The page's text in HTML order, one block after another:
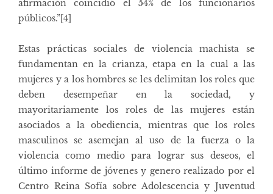
afirmación coincidió el 54% de los funcionarios
públicos.”[4]
Estas prácticas sociales de violencia machista se
fundamentan en la crianza, etapa en la cual a las
mujeres y a los hombres se les delimitan los roles que
deben desempeñar en la sociedad, y
mayoritariamente los roles de las mujeres están
asociados a la obediencia, mientras que los roles
masculinos se asemejan al uso de la fuerza o la
violencia como medio para lograr sus deseos, el
último informe de jóvenes y genero realizado por el
Centro Reina Sofía sobre Adolescencia y Juventud